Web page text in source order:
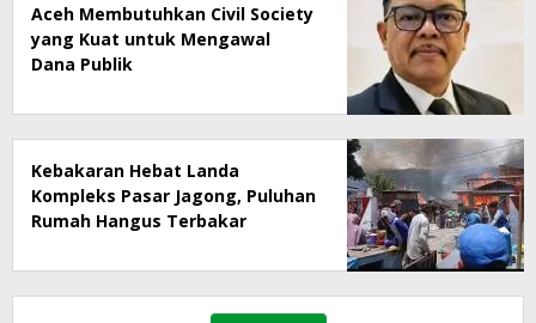
Aceh Membutuhkan Civil Society
yang Kuat untuk Mengawal
Dana Publik
Kebakaran Hebat Landa
Kompleks Pasar Jagong, Puluhan
Rumah Hangus Terbakar